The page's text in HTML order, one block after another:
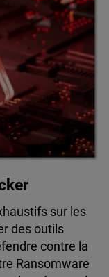
sur les
des outils
contre la
Ransomware